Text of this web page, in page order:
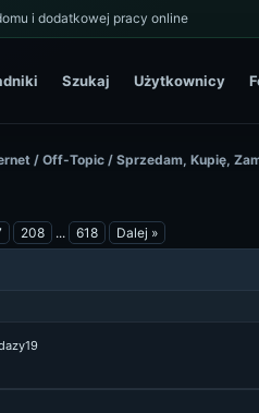
i dodatkowej pracy online
Szukaj Użytkownicy
/ Off-Topic / Sprzedam, Kupię,
208 ... 618 Dalej »